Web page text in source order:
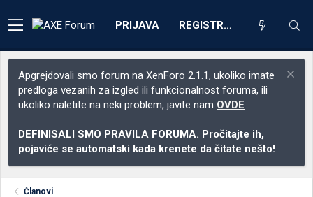
PRIJAVA REGISTRACIJA
Apgrejdovali smo forum na XenForo 2.1.1, ukoliko imate
predloga vezanih za izgled ili funkcionalnost foruma, ili
ukoliko naletite na neki problem, javite nam OVDE
DEFINISALI SMO PRAVILA FORUMA. Pročitajte ih,
pojaviće se automatski kada krenete da čitate nešto!
Članovi